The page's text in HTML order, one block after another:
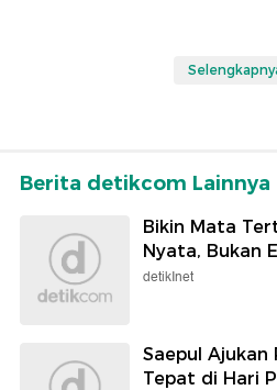
Berita detikcom Lainnya
Bikin Mata
Nyata, Bukan
detikInet
Saepul Ajukan
Tepat di Hari